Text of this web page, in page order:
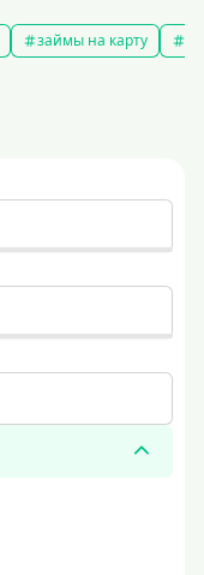
займы на карту